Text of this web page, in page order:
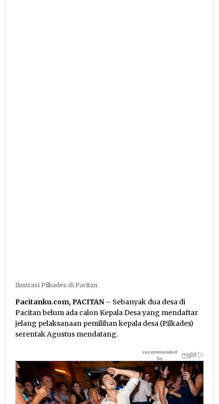
Ilustrasi Pilkades di Pacitan.
Pacitanku.com, PACITAN – Sebanyak dua desa di
Pacitan belum ada calon Kepala Desa yang mendaftar
jelang pelaksanaan pemilihan kepala desa (Pilkades)
serentak Agustus mendatang.